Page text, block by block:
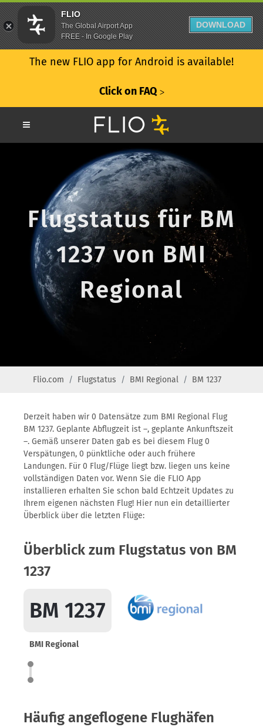
The new FLIO app for Android is available!
Click on FAQ ᐳ
Flugstatus für BM
1237 von BMI
Regional
Flio.com Flugstatus BMI Regional BM 1237
Derzeit haben wir 0 Datensätze zum BMI Regional Flug
BM 1237. Geplante Abflugzeit ist –, geplante Ankunftszeit
–. Gemäß unserer Daten gab es bei diesem Flug 0
Verspätungen, 0 pünktliche oder auch frühere
Landungen. Für 0 Flug/Flüge liegt bzw. liegen uns keine
vollständigen Daten vor. Wenn Sie die FLIO App
installieren erhalten Sie schon bald Echtzeit Updates zu
Ihrem eigenen nächsten Flug! Hier nun ein detaillierter
Überblick über die letzten Flüge:
Überblick zum Flugstatus von BM
1237
BM 1237
BMI Regional
Häufig angeflogene Flughäfen
FLIO
The Global Airport App
FREE - In Google Play
DOWNLOAD